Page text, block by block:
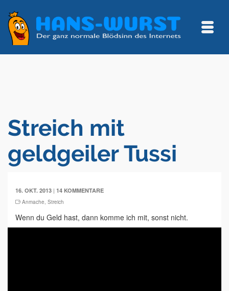
Streich mit
geldgeiler Tussi
16. OKT. 2013 | 14 KOMMENTARE
Anmache, Streich
Wenn du Geld hast, dann komme ich mit, sonst nicht.